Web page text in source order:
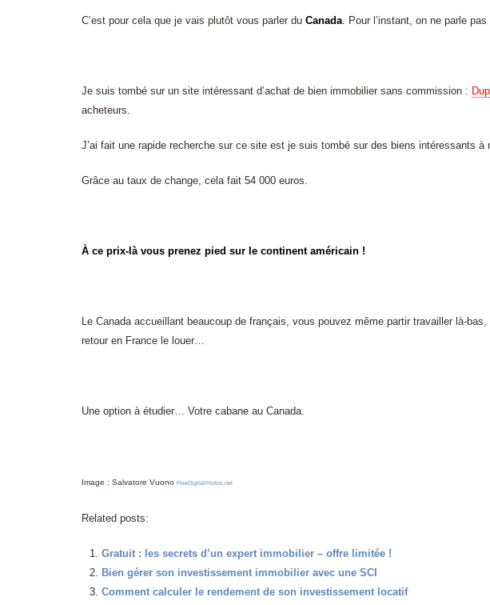
C’est pour cela que je vais plutôt vous parler du Canada . Pour l’instant, on ne parle
Je suis tombé sur un site intéressant d’achat de bien immobilier sans commission :
acheteurs.
J’ai fait une rapide recherche sur ce site est je suis tombé sur des biens intéressants à
Grâce au taux de change, cela fait 54 000 euros.
À ce prix-là vous prenez pied sur le continent américain !
Le Canada accueillant beaucoup de français, vous pouvez même partir travailler là-
retour en France le louer…
Une option à étudier… Votre cabane au Canada.
Image : Salvatore Vuono FreeDigitalPhotos.net
Related posts:
Gratuit : les secrets d’un expert immobilier – offre limitée !
Bien gérer son investissement immobilier avec une SCI
Comment calculer le rendement de son investissement locatif